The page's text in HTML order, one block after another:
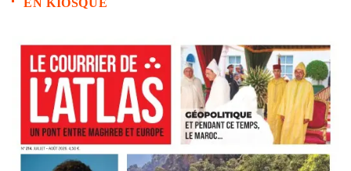
EN KIOSQUE